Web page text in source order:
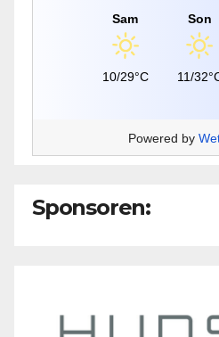
Sam
10/29°C
Son
11/
Powered by
Sponsoren: